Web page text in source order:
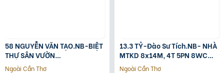
58 NGUYỄN VĂN TẠO.NB-BIỆT
THỰ SÂN VƯỜN
260M2[11x24M]-12.8 TỶ
Ngoài Cần Thơ
13.3 TỶ-Đào Sư Tích.NB- NHÀ
MTKD 8x14M, 4T 5PN 8WC
FULL NỘI THẤT GỖ ĐỎ
Ngoài Cần Thơ